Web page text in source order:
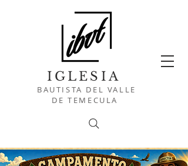
IGLESIA
BAUTISTA DEL VALLE
DE TEMECULA